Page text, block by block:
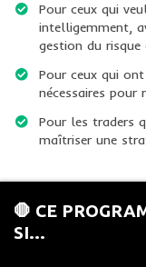
Pour ceux qui
intelligemment,
gestion du risque
Pour ceux qui
nécessaires pour
Pour les traders
maîtriser une
🛑 CE
SI…